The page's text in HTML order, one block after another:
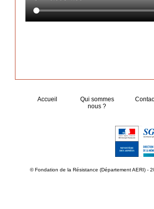
Accueil
Qui sommes
nous ?
© Fondation de la Résistance (Département AERI) -